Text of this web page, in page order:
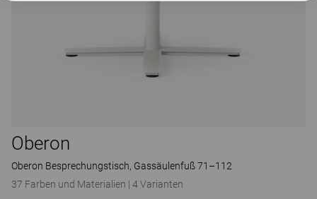
Oberon
Oberon Besprechungstisch, Gassäulenfuß 71–112
37 Farben und Materialien | 4 Varianten